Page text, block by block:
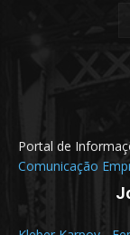
Portal de
Comunicação